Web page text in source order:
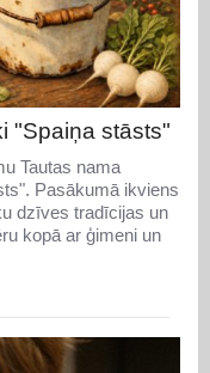
"Spaiņa stāsts"
Tautas nama
Pasākumā ikviens
dzīves tradīcijas un
kopā ar ģimeni un